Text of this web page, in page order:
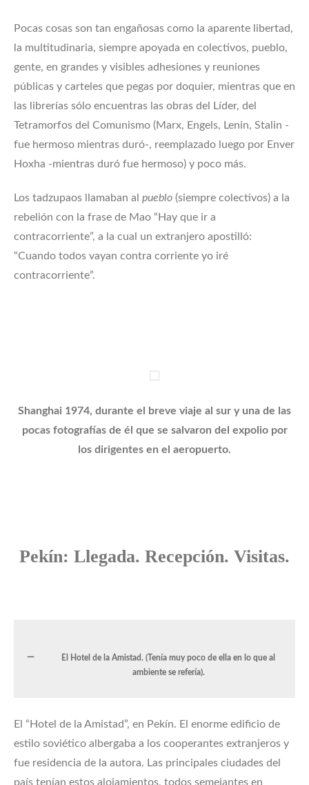
Pocas cosas son tan engañosas como la aparente libertad,
la multitudinaria, siempre apoyada en colectivos, pueblo,
gente, en grandes y visibles adhesiones y reuniones
públicas y carteles que pegas por doquier, mientras que en
las librerías sólo encuentras las obras del Líder, del
Tetramorfos del Comunismo (Marx, Engels, Lenin, Stalin -
fue hermoso mientras duró-, reemplazado luego por Enver
Hoxha -mientras duró fue hermoso) y poco más.
Los tadzupaos llamaban al pueblo (siempre colectivos) a la
rebelión con la frase de Mao “Hay que ir a
contracorriente”, a la cual un extranjero apostilló:
“Cuando todos vayan contra corriente yo iré
contracorriente”.
Shanghai 1974, durante el breve viaje al sur y una de las
pocas fotografías de él que se salvaron del expolio por
los dirigentes en el aeropuerto.
Pekín: Llegada. Recepción. Visitas.
El Hotel de la Amistad. (Tenía muy poco de ella en lo que al
ambiente se refería).
El “Hotel de la Amistad”, en Pekín. El enorme edificio de
estilo soviético albergaba a los cooperantes extranjeros y
fue residencia de la autora. Las principales ciudades del
país tenían estos alojamientos, todos semejantes en